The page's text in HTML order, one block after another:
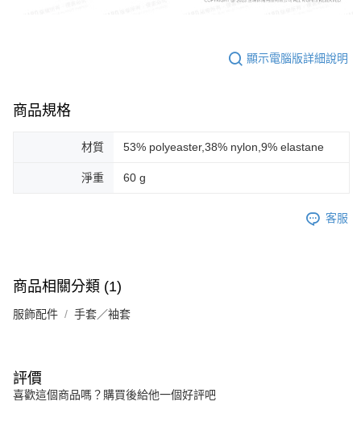
顯示電腦版詳細說明
商品規格
材質 53% polyeaster,38% nylon,9% elastane
淨重 60 g
客服
商品相關分類 (1)
服飾配件 手套／袖套
評價
喜歡這個商品嗎？購買後給他一個好評吧